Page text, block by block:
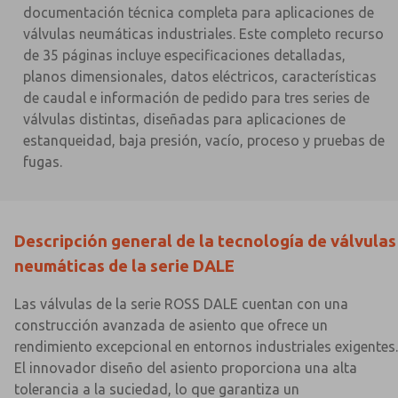
documentación técnica completa para aplicaciones de
válvulas neumáticas industriales. Este completo recurso
de 35 páginas incluye especificaciones detalladas,
planos dimensionales, datos eléctricos, características
de caudal e información de pedido para tres series de
válvulas distintas, diseñadas para aplicaciones de
estanqueidad, baja presión, vacío, proceso y pruebas de
fugas.
Descripción general de la tecnología de válvulas
neumáticas de la serie DALE
Las válvulas de la serie ROSS DALE cuentan con una
construcción avanzada de asiento que ofrece un
rendimiento excepcional en entornos industriales exigentes.
El innovador diseño del asiento proporciona una alta
tolerancia a la suciedad, lo que garantiza un